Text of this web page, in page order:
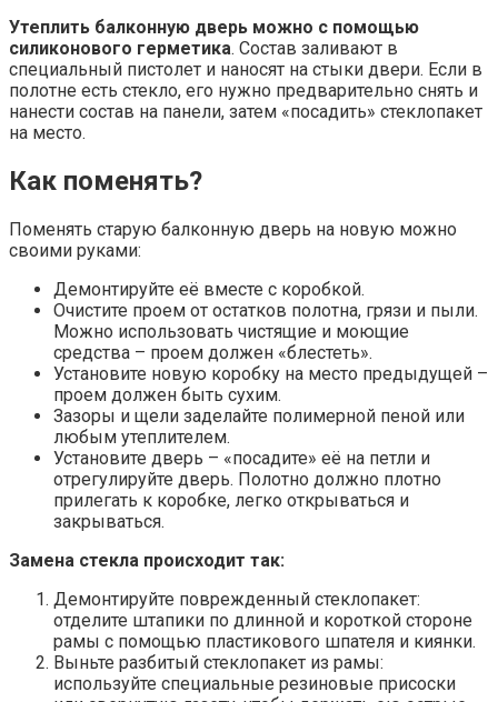
Утеплить балконную дверь можно с помощью
силиконового герметика. Состав заливают в
специальный пистолет и наносят на стыки двери. Если в
полотне есть стекло, его нужно предварительно снять и
нанести состав на панели, затем «посадить» стеклопакет
на место.
Как поменять?
Поменять старую балконную дверь на новую можно
своими руками:
Демонтируйте её вместе с коробкой.
Очистите проем от остатков полотна, грязи и пыли.
Можно использовать чистящие и моющие
средства – проем должен «блестеть».
Установите новую коробку на место предыдущей –
проем должен быть сухим.
Зазоры и щели заделайте полимерной пеной или
любым утеплителем.
Установите дверь – «посадите» её на петли и
отрегулируйте дверь. Полотно должно плотно
прилегать к коробке, легко открываться и
закрываться.
Замена стекла происходит так:
Демонтируйте поврежденный стеклопакет:
отделите штапики по длинной и короткой стороне
рамы с помощью пластикового шпателя и киянки.
Выньте разбитый стеклопакет из рамы:
используйте специальные резиновые присоски